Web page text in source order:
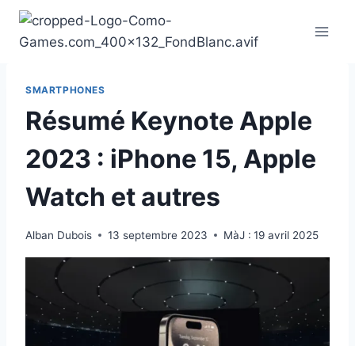
Aller
contenu
SMARTPHONES
Résumé Keynote Apple
2023 : iPhone 15, Apple
Watch et autres
Alban Dubois 13 septembre 2023 MàJ : 19 avril 2025